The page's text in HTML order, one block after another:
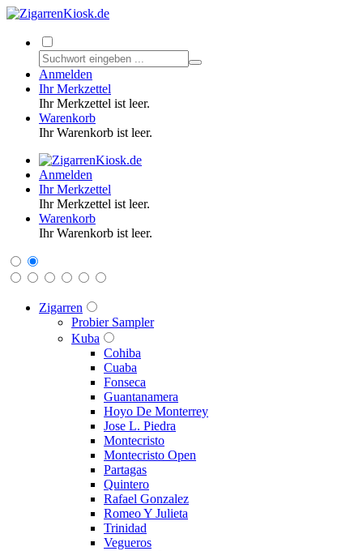
Anmelden
Ihr Merkzettel
Ihr Merkzettel ist leer.
Warenkorb
Ihr Warenkorb ist leer.
Anmelden
Ihr Merkzettel
Ihr Merkzettel ist leer.
Warenkorb
Ihr Warenkorb ist leer.
Zigarren
Probier Sampler
Kuba
Cohiba
Cuaba
Fonseca
Guantanamera
Hoyo De Monterrey
Jose L. Piedra
Montecristo
Montecristo Open
Partagas
Quintero
Rafael Gonzalez
Romeo Y Julieta
Trinidad
Vegueros